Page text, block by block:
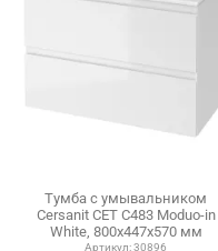
Тумба с умывальником
Cersanit CET С483 Moduo-in
White, 800х447х570 мм
Артикул:30896